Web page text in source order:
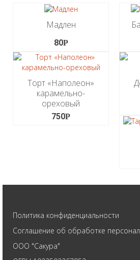
Мадлен
80Р
Торт «Наполеон»
карамельно-
ореховый
750Р
Политика конфиденциальности
Соглашение об обработке
ООО "Сакура"